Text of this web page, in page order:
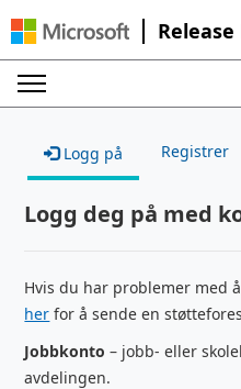
Logg på Registrer
Logg deg på med
Hvis du har problemer med
her for å sende en
Jobbkonto – jobb- eller
avdelingen.